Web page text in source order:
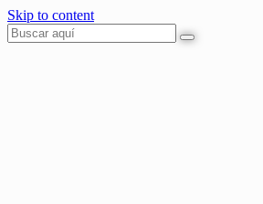
Skip to content